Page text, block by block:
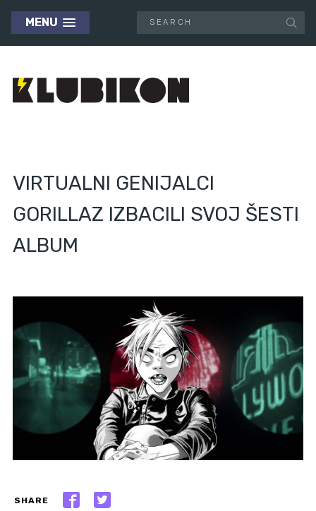
MENU
VIRTUALNI GENIJALCI
GORILLAZ IZBACILI SVOJ ŠESTI
ALBUM
SHARE